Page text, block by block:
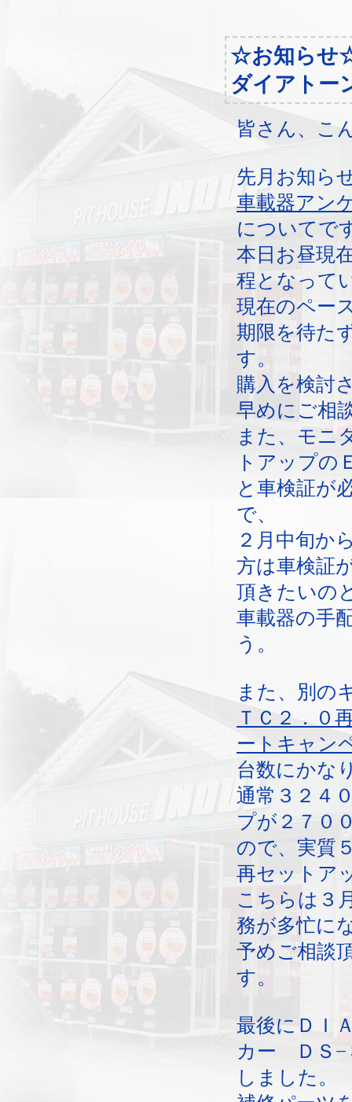
☆お知らせ
ダイアト
皆さん、こ
先月お知ら
車載器アン
についてで
本日お昼現
程となって
現在のペー
期限を待た
す。
購入を検討
早めにご相
また、モニ
トアップの
と車検証が
で、
２月中旬か
方は車検証
頂きたいの
車載器の手
う。
また、別の
ＴＣ２．０
ートキャン
台数にかな
通常３２４
プが２７０
ので、実質
再セットア
こちらは３
務が多忙に
予めご相談
す。
最後にＤＩ
カー ＤＳ−
しました。